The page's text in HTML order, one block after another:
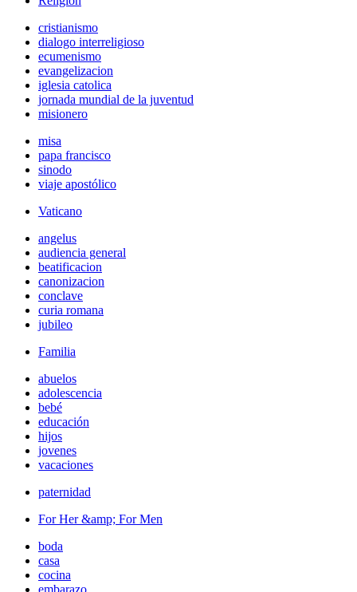
cristianismo
dialogo interreligioso
ecumenismo
evangelizacion
iglesia catolica
jornada mundial de la juventud
misionero
misa
papa francisco
sinodo
viaje apostólico
Vaticano
angelus
audiencia general
beatificacion
canonizacion
conclave
curia romana
jubileo
Familia
abuelos
adolescencia
bebé
educación
hijos
jovenes
vacaciones
paternidad
For Her &amp; For Men
boda
casa
cocina
embarazo